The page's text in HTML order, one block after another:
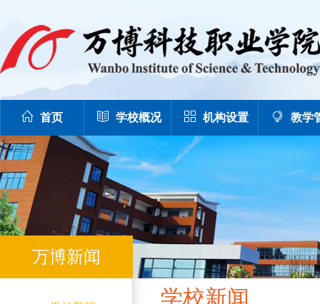
首页 学校概况 机构设置 教学
万博新闻
学校新闻